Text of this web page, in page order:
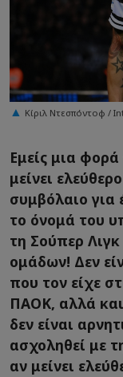
Κίριλ Ντεσπόντοφ /
Εμείς μια
μείνει
συμβόλαιο
το όνομά του
τη Σούπερ
ομάδων! Δεν
που τον είχε
ΠΑΟΚ, αλλά
δεν είναι
ασχοληθεί με
αν μείνει